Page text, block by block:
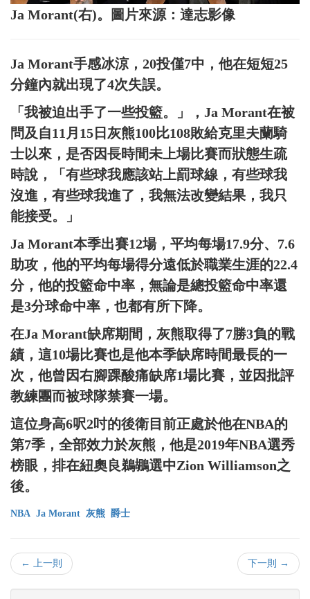
Ja Morant(右)。圖片來源：達志影像
Ja Morant手感冰涼，20投僅7中，他在短短25
分鐘內就出現了4次失誤。
「我被迫出手了一些投籃。」，Ja Morant在被
問及自11月15日灰熊100比108敗給克里夫蘭騎
士以來，是否因長時間未上場比賽而狀態生疏
時說，「有些球我應該站上罰球線，有些球我
沒進，有些球我進了，我無法改變結果，我只
能接受。」
Ja Morant本季出賽12場，平均每場17.9分、7.6
助攻，他的平均每場得分遠低於職業生涯的22.4
分，他的投籃命中率，無論是總投籃命中率還
是3分球命中率，也都有所下降。
在Ja Morant缺席期間，灰熊取得了7勝3負的戰
績，這10場比賽也是他本季缺席時間最長的一
次，他曾因右腳踝酸痛缺席1場比賽，並因批評
教練團而被球隊禁賽一場。
這位身高6呎2吋的後衛目前正處於他在NBA的
第7季，全部效力於灰熊，他是2019年NBA選秀
榜眼，排在紐奧良鵜鶘選中Zion Williamson之
後。
NBA Ja Morant 灰熊 爵士
← 上一則 下一則 →